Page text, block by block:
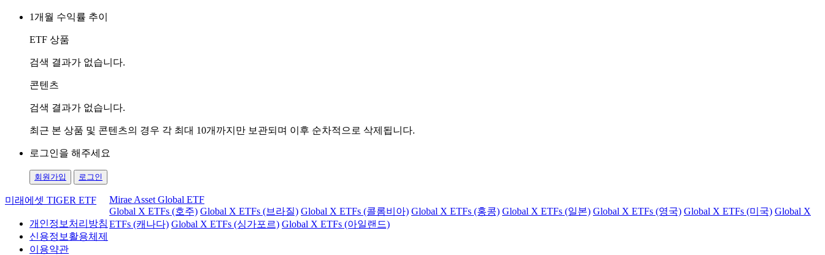
1개월 수익률 추이
ETF 상품
검색 결과가 없습니다.
콘텐츠
검색 결과가 없습니다.
최근 본 상품 및 콘텐츠의 경우 각 최대 10개까지만 보관되며 이후 순차적으로 삭제됩니다.
로그인을 해주세요
회원가입 로그인
미래에셋 TIGER ETF
개인정보처리방침
신용정보활용체제
이용약관
Mirae Asset Global ETF
Global X ETFs (호주) Global X ETFs (브라질) Global X ETFs (콜롬비아) Global X ETFs (홍콩) Global X ETFs (일본) Global X ETFs (영국) Global X ETFs (미국) Global X
ETFs (캐나다) Global X ETFs (싱가포르) Global X ETFs (아일랜드)